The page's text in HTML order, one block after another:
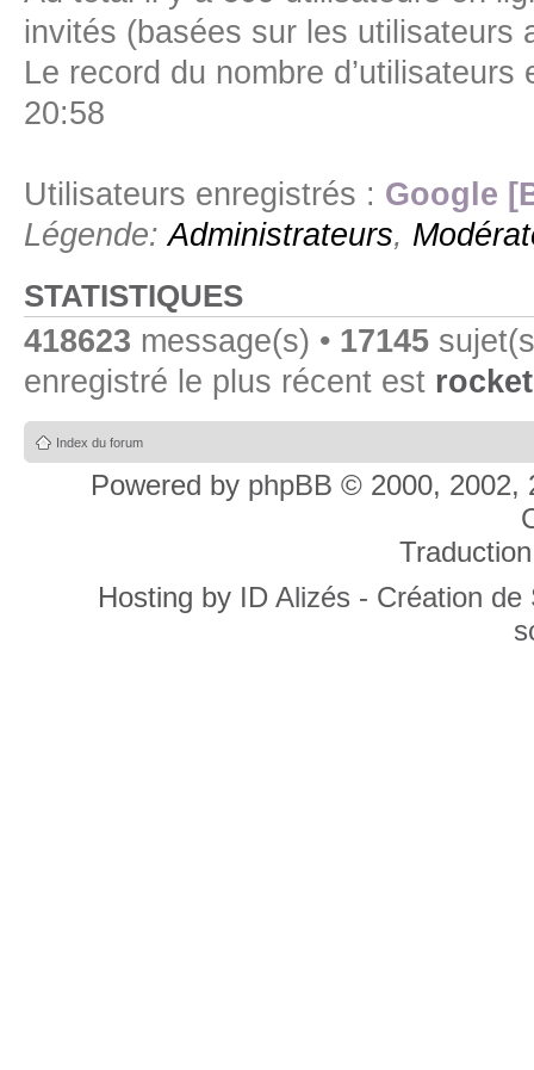
invités (basées sur les utilisateurs
Le record du nombre
20:58
Utilisateurs enregistrés : Google
Légende:Administrateurs,
STATISTIQUES
418623 message(s) • 17145
enregistré le plus récent est
Index du forum
Powered by phpBB © 2000, 2002,
Hosting by ID Alizés - Création